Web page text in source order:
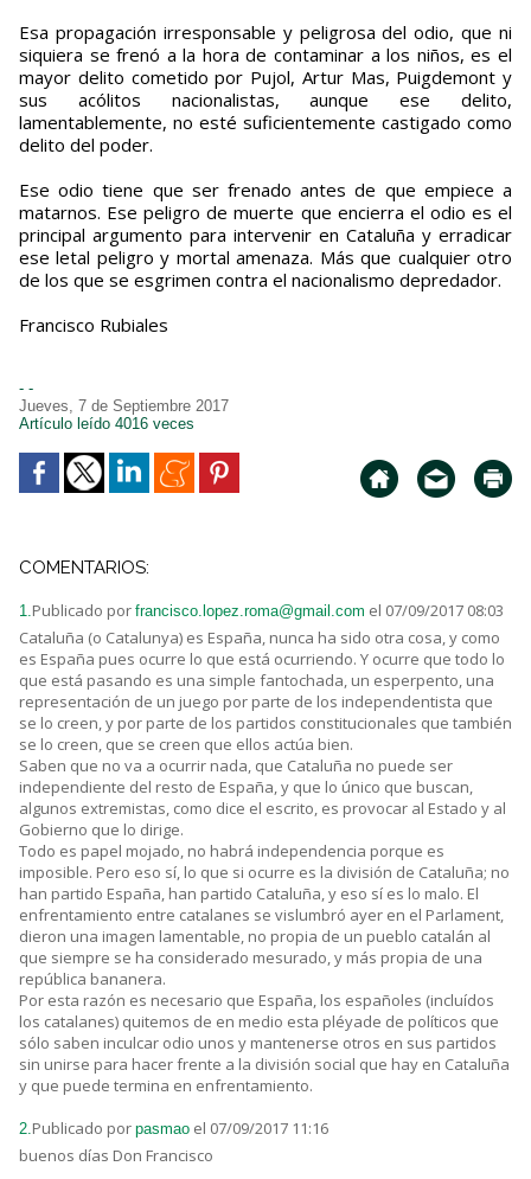
Esa propagación irresponsable y peligrosa del odio, que ni
siquiera se frenó a la hora de contaminar a los niños, es el
mayor delito cometido por Pujol, Artur Mas, Puigdemont y
sus acólitos nacionalistas, aunque ese delito,
lamentablemente, no esté suficientemente castigado como
delito del poder.
Ese odio tiene que ser frenado antes de que empiece a
matarnos. Ese peligro de muerte que encierra el odio es el
principal argumento para intervenir en Cataluña y erradicar
ese letal peligro y mortal amenaza. Más que cualquier otro
de los que se esgrimen contra el nacionalismo depredador.
Francisco Rubiales
- -
Jueves, 7 de Septiembre 2017
Artículo leído 4016 veces
COMENTARIOS:
1. Publicado por francisco.lopez.roma@gmail.com el 07/09/2017 08:03
Cataluña (o Catalunya) es España, nunca ha sido otra cosa, y como
es España pues ocurre lo que está ocurriendo. Y ocurre que todo lo
que está pasando es una simple fantochada, un esperpento, una
representación de un juego por parte de los independentista que
se lo creen, y por parte de los partidos constitucionales que también
se lo creen, que se creen que ellos actúa bien.
Saben que no va a ocurrir nada, que Cataluña no puede ser
independiente del resto de España, y que lo único que buscan,
algunos extremistas, como dice el escrito, es provocar al Estado y al
Gobierno que lo dirige.
Todo es papel mojado, no habrá independencia porque es
imposible. Pero eso sí, lo que si ocurre es la división de Cataluña; no
han partido España, han partido Cataluña, y eso sí es lo malo. El
enfrentamiento entre catalanes se vislumbró ayer en el Parlament,
dieron una imagen lamentable, no propia de un pueblo catalán al
que siempre se ha considerado mesurado, y más propia de una
república bananera.
Por esta razón es necesario que España, los españoles (incluídos
los catalanes) quitemos de en medio esta pléyade de políticos que
sólo saben inculcar odio unos y mantenerse otros en sus partidos
sin unirse para hacer frente a la división social que hay en Cataluña
y que puede termina en enfrentamiento.
2. Publicado por pasmao el 07/09/2017 11:16
buenos días Don Francisco